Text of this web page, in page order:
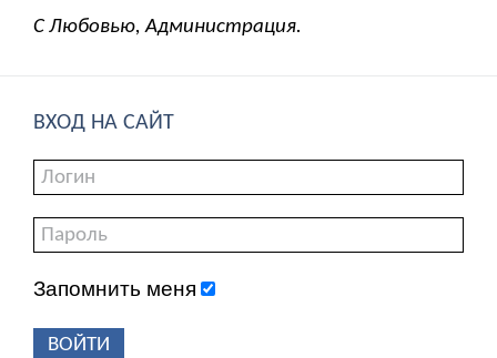
С Любовью, Администрация.
ВХОД НА САЙТ
Запомнить меня
ВОЙТИ